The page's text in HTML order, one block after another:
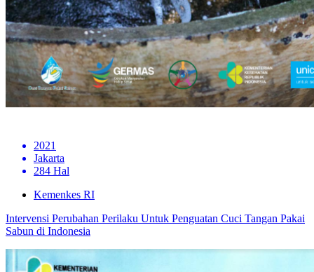
2021
Jakarta
284 Hal
Kemenkes RI
Intervensi Perubahan Perilaku Untuk Penguatan Cuci Tangan Pakai
Sabun di Indonesia